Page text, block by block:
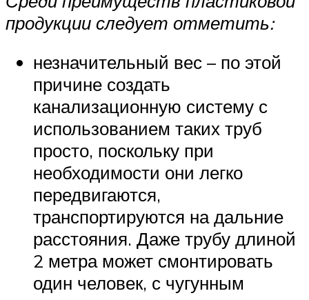
продукции следует отметить:
незначительный вес – по этой
причине создать
канализационную систему с
использованием таких труб
просто, поскольку при
необходимости они легко
передвигаются,
транспортируются на дальние
расстояния. Даже трубу длиной
2 метра может смонтировать
один человек, с чугунным